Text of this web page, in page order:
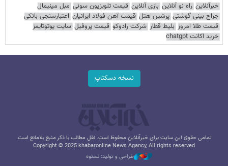
خبرآنلاین راه نو آنلاین بازی آنلاین قیمت تلویزیون سونی مبل مینیمال
جراح بینی گوشتی پرشین هتل قیمت آهن فولاد ایرانیان اعتبارسنجی بانکی
قیمت طلا امروز بلیط قطار شرکت رادوکو قیمت پروفیل سایت یوتوتایمز
خرید اکانت chatgpt
نسخه دسکتاپ
تمامی حقوق این سایت برای خبرآنلاین محفوظ است. نقل مطالب با ذکر منبع بلامانع است.
Copyright © 2025 khabaronline News Agancy, All rights reserved
طراحی و تولید: نستوه